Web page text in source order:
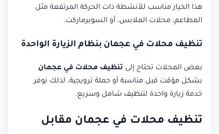
هذا الخيار مناسب للأنشطة ذات الحركة المرتفعة مثل
المطاعم، محلات الملابس، أو السوبرماركت.
تنظيف محلات في عجمان بنظام الزيارة الواحدة
بعض المحلات تحتاج إلى تنظيف محلات في عجمان
بشكل مؤقت قبل مناسبة أو حملة ترويجية، لذلك نوفر
خدمة زيارة واحدة لتنظيف شامل وسريع.
تنظيف محلات في عجمان مقابل